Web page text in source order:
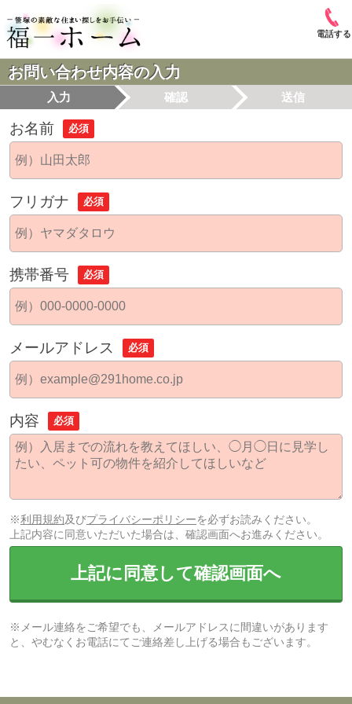
電話する
お問い合わせ内容の入力
入力 確認 送信
お名前 必須
フリガナ 必須
携帯番号 必須
メールアドレス 必須
内容 必須
※利用規約及びプライバシーポリシーを必ずお読みください。
上記内容に同意いただいた場合は、確認画面へお進みください。
上記に同意して確認画面へ
※メール連絡をご希望でも、メールアドレスに間違いがあります
と、やむなくお電話にてご連絡差し上げる場合もございます。